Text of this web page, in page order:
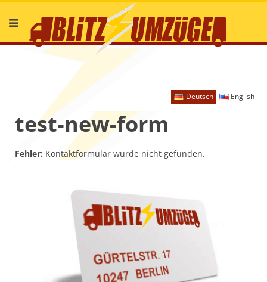
Deutsch English
test-new-form
Fehler: Kontaktformular wurde nicht gefunden.